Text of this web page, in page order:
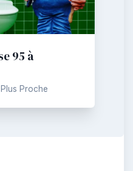
95 à
Plus Proche